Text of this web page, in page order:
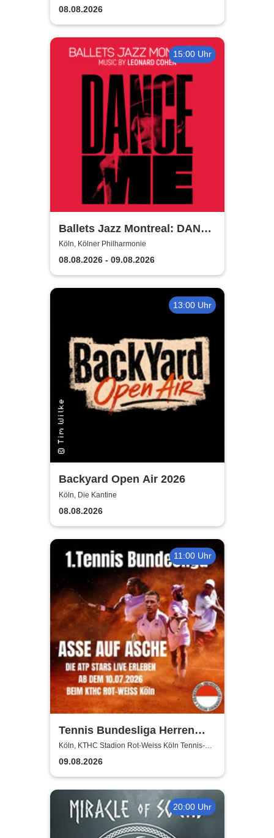
08.08.2026
15:00 Uhr
Ballets Jazz Montreal: DANCE
ME
Köln, Kölner Philharmonie
08.08.2026 - 09.08.2026
13:00 Uhr
Backyard Open Air 2026
Köln, Die Kantine
08.08.2026
11:00 Uhr
Tennis Bundesliga Herren
2026 – Heimspiele beim KTHC
Stadion Rot-Weiss
Köln, KTHC Stadion Rot-Weiss Köln Tennis-
und Hockeyclub
09.08.2026
20:00 Uhr